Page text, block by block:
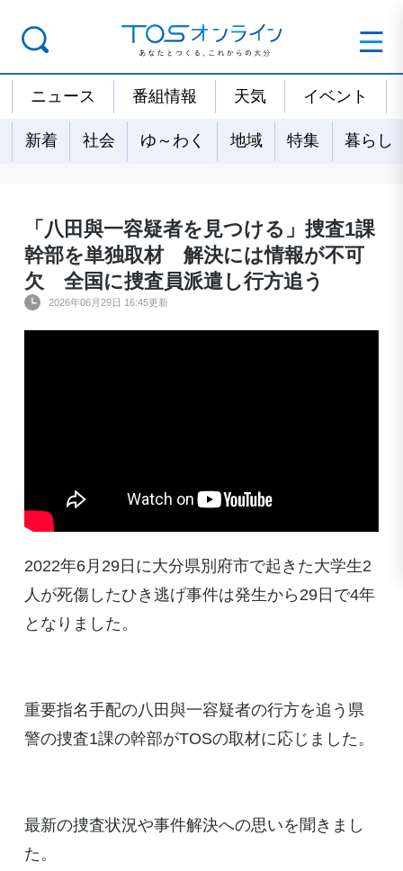
ニュース 番組情報 天気 イベント
新着 社会 ゆ～わく 地域 特集 暮らし
「八田與一容疑者を見つける」捜査1課
幹部を単独取材 解決には情報が不可
欠 全国に捜査員派遣し行方追う
2026年06月29日 16:45更新
2022年6月29日に大分県別府市で起きた大学生2
人が死傷したひき逃げ事件は発生から29日で4年
となりました。
重要指名手配の八田與一容疑者の行方を追う県
警の捜査1課の幹部がTOSの取材に応じました。
最新の捜査状況や事件解決への思いを聞きまし
た。